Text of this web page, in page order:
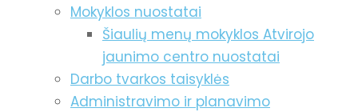
Mokyklos nuostatai
Šiaulių menų mokyklos Atvirojo
jaunimo centro nuostatai
Darbo tvarkos taisyklės
Administravimo ir planavimo